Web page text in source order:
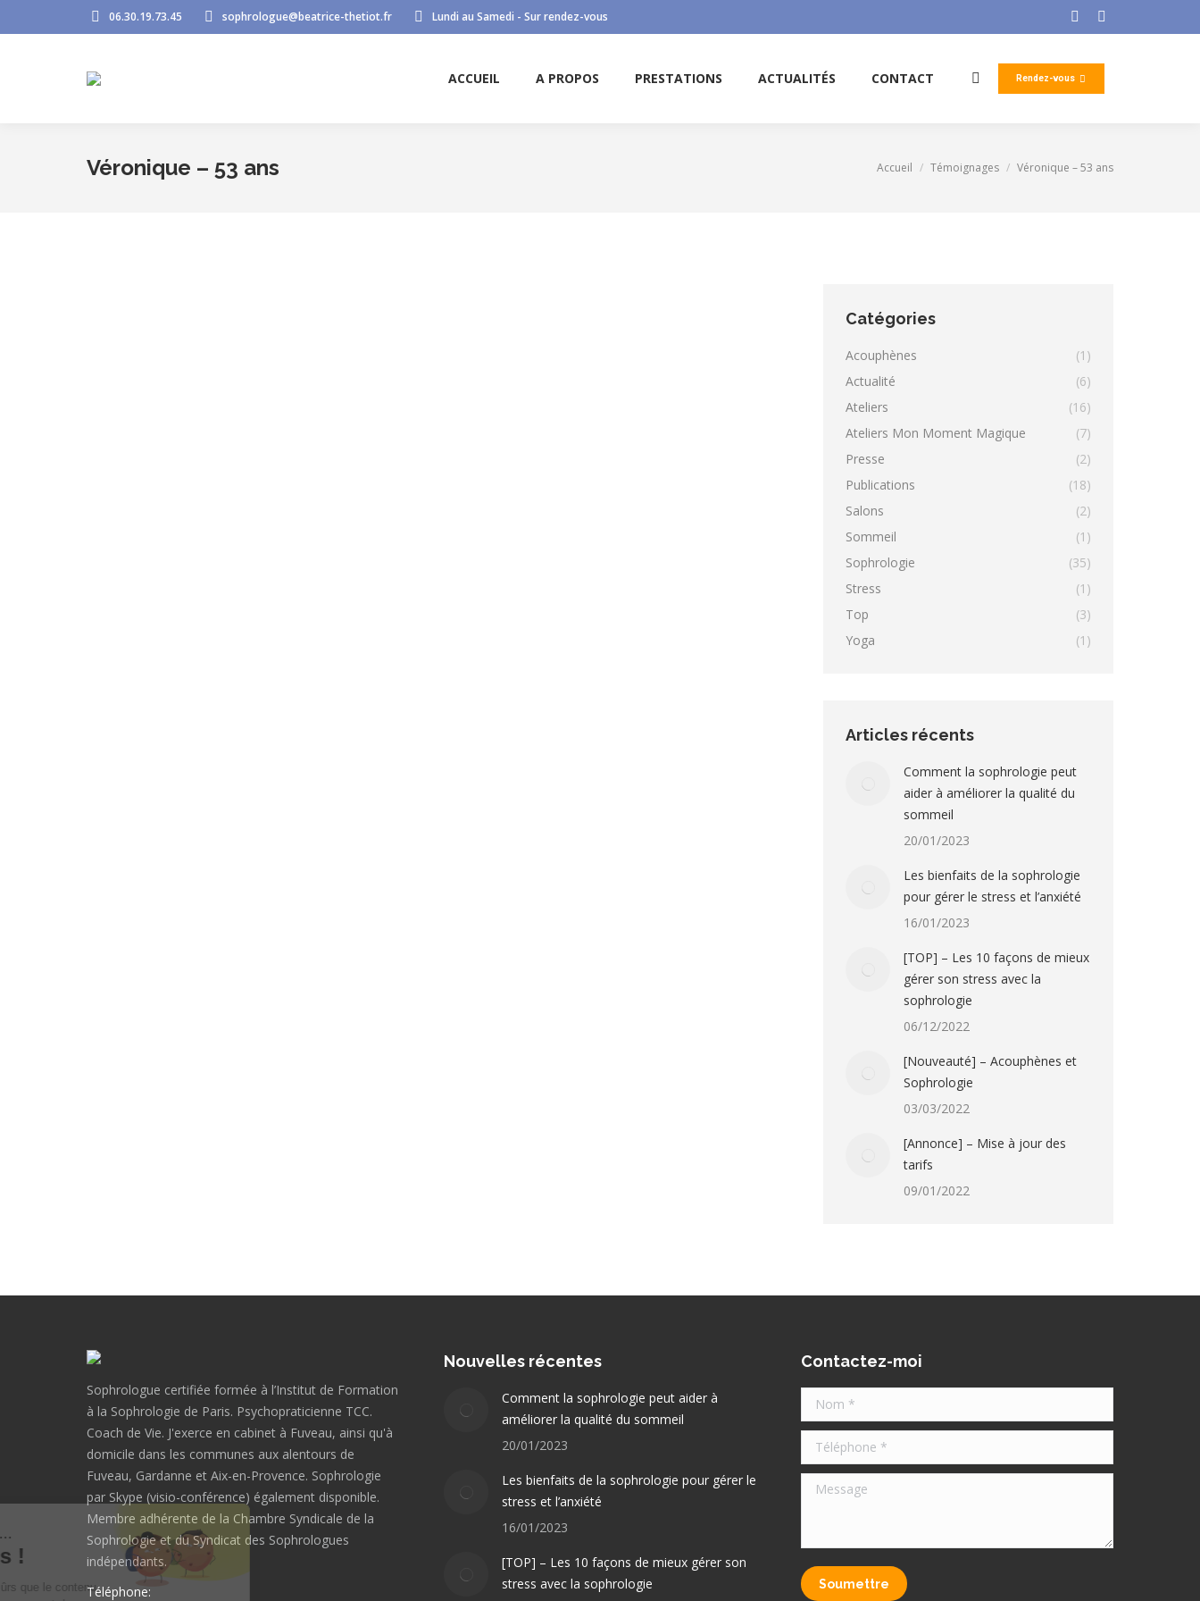
06.30.19.73.45 sophrologue@beatrice-thetiot.fr Lundi au Samedi - Sur rendez-vous
Facebook
opens
in
LinkedIn
in
ACCUEIL A PROPOS PRESTATIONS ACTUALITÉS CONTACT Search: Rendez-vous
Véronique – 53 ans Vous êtes ici :
Accueil Témoignages Véronique – 53 ans
Catégories
Acouphènes
(1)
Actualité
(6)
Ateliers
(16)
Ateliers Mon Moment Magique
(7)
Presse
(2)
Publications
(18)
Salons
(2)
Sommeil
(1)
Sophrologie
(35)
Stress
(1)
Top
(3)
Yoga
(1)
Articles récents
Comment la sophrologie peut
aider à améliorer la qualité du
sommeil
20/01/2023
Les bienfaits de la sophrologie
pour gérer le stress et l’anxiété
16/01/2023
[TOP] – Les 10 façons de mieux
gérer son stress avec la
sophrologie
06/12/2022
[Nouveauté] – Acouphènes et
Sophrologie
03/03/2022
[Annonce] – Mise à jour des
tarifs
09/01/2022
Sophrologue certifiée formée à l’Institut de Formation
à la Sophrologie de Paris. Psychopraticienne TCC.
Coach de Vie. J'exerce en cabinet à Fuveau, ainsi qu'à
domicile dans les communes aux alentours de
Fuveau, Gardanne et Aix-en-Provence. Sophrologie
par Skype (visio-conférence) également disponible.
Membre adhérente de la Chambre Syndicale de la
Sophrologie et du Syndicat des Sophrologues
indépendants.
Téléphone:
Nouvelles récentes
Comment la sophrologie peut aider à
améliorer la qualité du sommeil
20/01/2023
Les bienfaits de la sophrologie pour gérer le
stress et l’anxiété
16/01/2023
[TOP] – Les 10 façons de mieux gérer son
stress avec la sophrologie
Contactez-moi
Nom *
Téléphone *
Message
Soumettre
Salut c'est nous...
les Cookies !
On a attendu d'être sûrs que le contenu